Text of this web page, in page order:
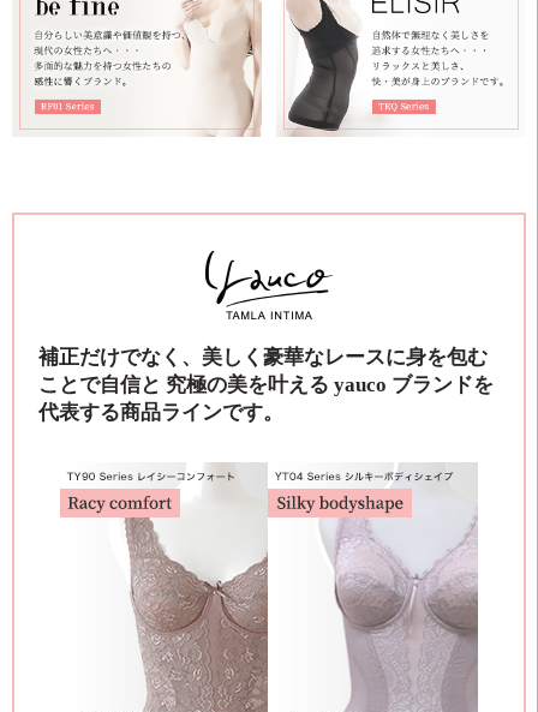
補正だけでなく、美しく豪華なレースに身を包む
ことで自信と 究極の美を叶える yauco ブランドを
代表する商品ラインです。